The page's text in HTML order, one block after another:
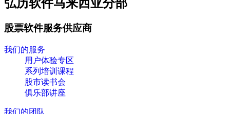
弘历软件马来西亚分部
股票软件服务供应商
我们的服务
用户体验专区
系列培训课程
股市读书会
俱乐部讲座
我们的团队